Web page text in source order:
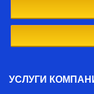
УСЛУГИ